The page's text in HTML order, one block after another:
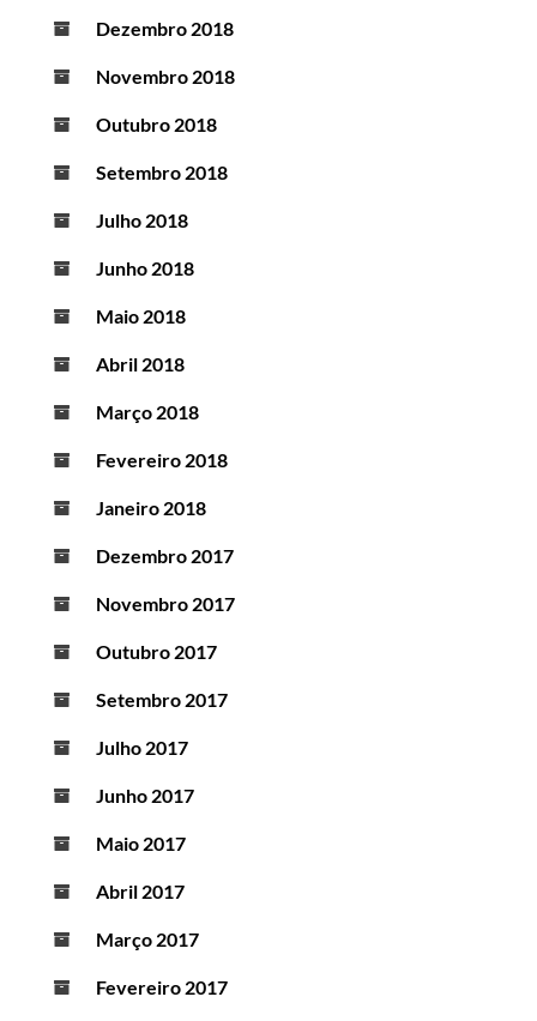
Dezembro 2018
Novembro 2018
Outubro 2018
Setembro 2018
Julho 2018
Junho 2018
Maio 2018
Abril 2018
Março 2018
Fevereiro 2018
Janeiro 2018
Dezembro 2017
Novembro 2017
Outubro 2017
Setembro 2017
Julho 2017
Junho 2017
Maio 2017
Abril 2017
Março 2017
Fevereiro 2017